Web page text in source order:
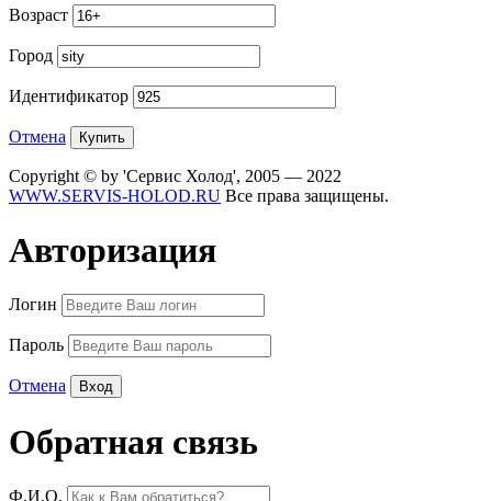
Возраст
Город
Идентификатор
Отмена
Copyright © by 'Сервис Холод', 2005 — 2022
WWW.SERVIS-HOLOD.RU Все права защищены.
Авторизация
Логин
Пароль
Отмена
Обратная связь
Ф.И.О.